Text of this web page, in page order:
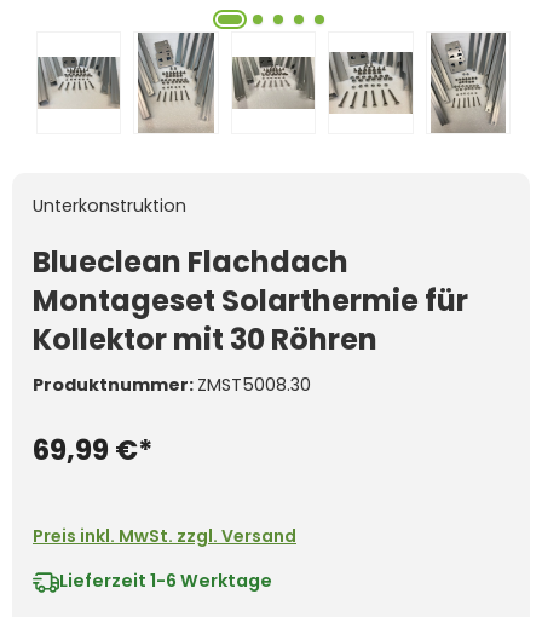
Unterkonstruktion
Blueclean Flachdach
Montageset Solarthermie für
Kollektor mit 30 Röhren
Produktnummer: ZMST5008.30
69,99 €*
Preis inkl. MwSt. zzgl. Versand
Lieferzeit 1-6 Werktage